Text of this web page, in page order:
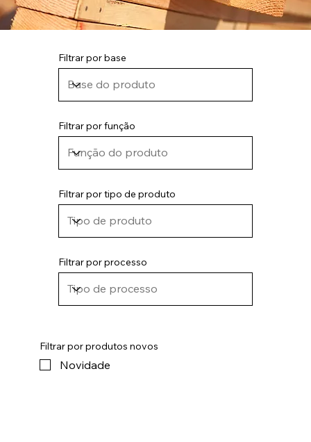
Filtrar por tipo de produto
Filtrar por processo
Filtrar por base
Filtrar por função
Filtrar por produtos novos
Novidade